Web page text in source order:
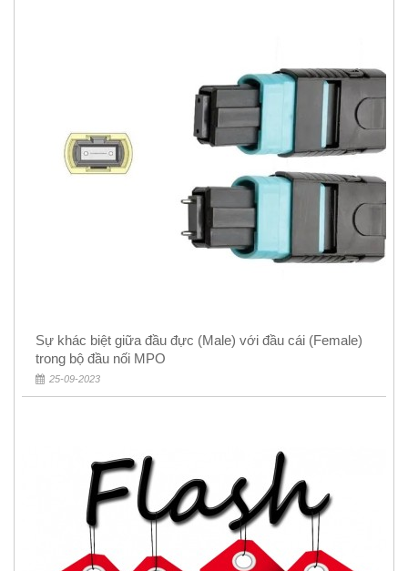
Sự khác biệt giữa đầu đực (Male) với đầu cái (Female)
trong bộ đầu nối MPO
25-09-2023